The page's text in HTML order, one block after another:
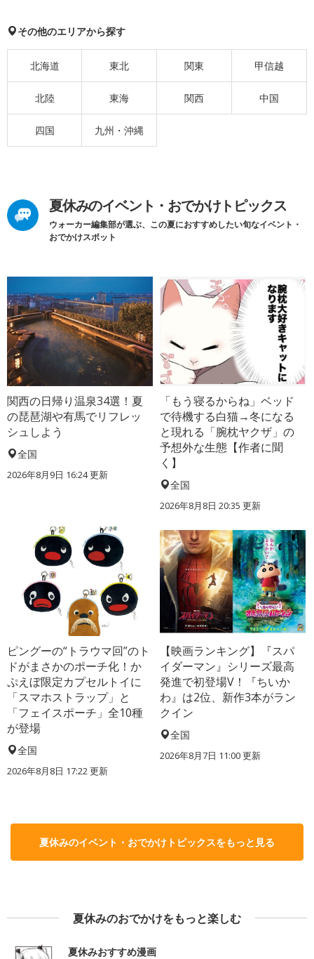
その他のエリアから探す
北海道 東北 関東 甲信越
北陸 東海 関西 中国
四国 九州・沖縄
夏休みのイベント・おでかけトピックス
ウォーカー編集部が選ぶ、この夏におすすめしたい旬なイベント・
おでかけスポット
関西の日帰り温泉34選！夏
の琵琶湖や有馬でリフレッ
シュしよう
全国
2026年8月9日 16:24更新
「もう寝るからね」ベッド
で待機する白猫→冬になる
と現れる「腕枕ヤクザ」の
予想外な生態【作者に聞
く】
全国
2026年8月8日 20:35 更新
ピングーの“トラウマ回”のト
ドがまさかのポーチ化！か
ぷえぼ限定カプセルトイに
「スマホストラップ」と
「フェイスポーチ」全10種
が登場
全国
2026年8月8日 17:22更新
【映画ランキング】『スパ
イダーマン』シリーズ最高
発進で初登場V！『ちいか
わ』は2位、新作3本がラン
クイン
全国
2026年8月7日 11:00更新
夏休みのイベント・おでかけトピックスをもっと見る
夏休みのおでかけをもっと楽しむ
夏休みおすすめ漫画